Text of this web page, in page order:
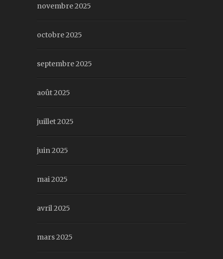
novembre 2025
octobre 2025
septembre 2025
août 2025
juillet 2025
juin 2025
mai 2025
avril 2025
mars 2025